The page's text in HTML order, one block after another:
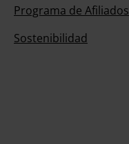
Programa de Afiliados
Sostenibilidad